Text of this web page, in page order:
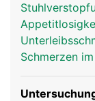
Schmerzen